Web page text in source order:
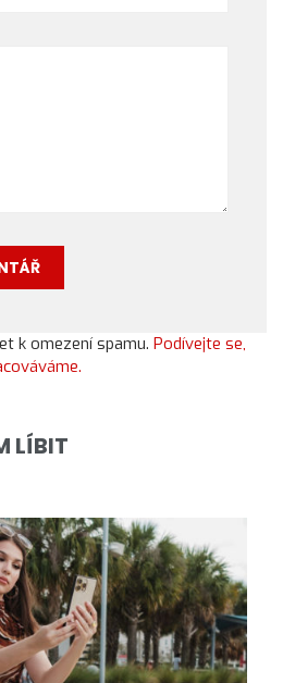
k omezení spamu. Podívejte se,
LÍBIT